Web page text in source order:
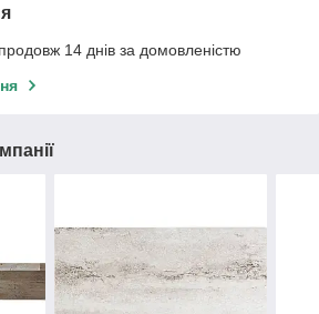
14 днів за домовленістю